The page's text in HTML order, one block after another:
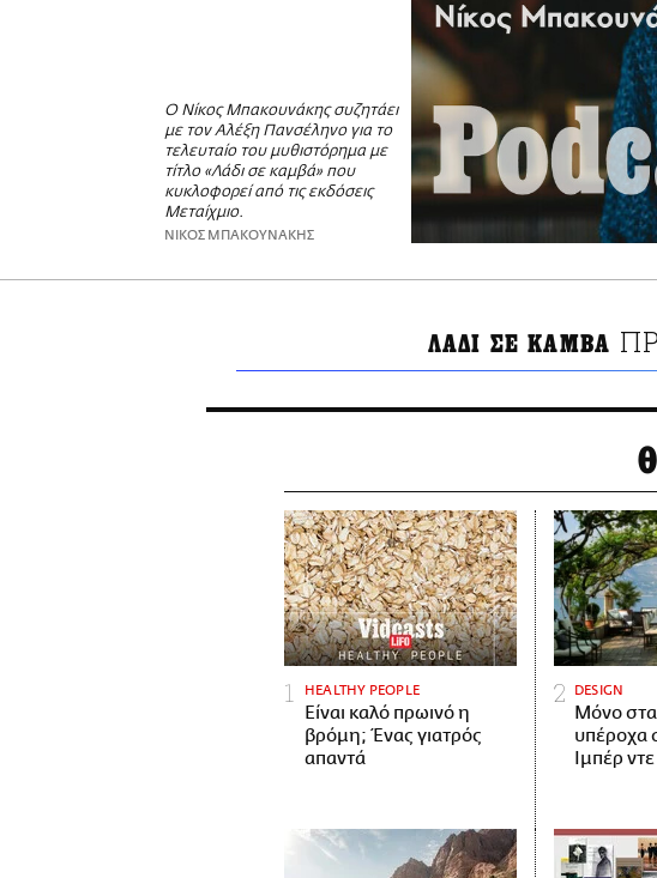
Ο Νίκος Μπακουνάκης συζητάει
με τον Αλέξη Πανσέληνο για το
τελευταίο του μυθιστόρημα με
τίτλο «Λάδι σε καμβά» που
κυκλοφορεί από τις εκδόσεις
Μεταίχμιο.
ΝΙΚΟΣ ΜΠΑΚΟΥΝΑΚΗΣ
ΛΑΔΙ ΣΕ ΚΑΜΒΑ
HEALTHY PEOPLE
Είναι καλό πρωινό η
βρόμη; Ένας γιατρός
απαντά
DESIGN
Μόνο
υπέροχα
Ιμπέρ